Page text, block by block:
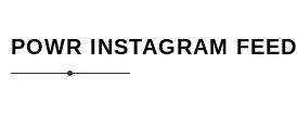
POWR INSTAGRAM FEED